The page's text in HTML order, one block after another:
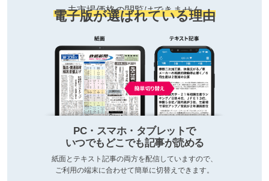
去市場価格の閲覧はできません
電子版が選ばれている理由
PC・スマホ・タブレットで
いつでもどこでも記事が読める
紙面とテキスト記事の両方を配信していますので、
ご利用の端末に合わせて簡単に切替えできます。